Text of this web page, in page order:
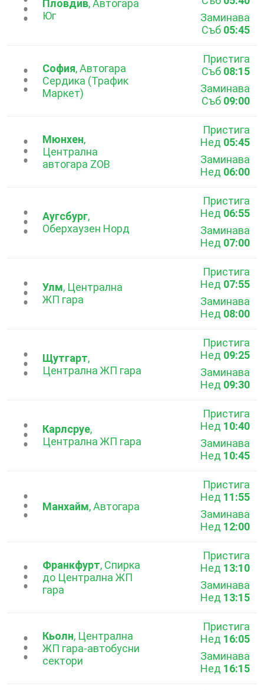
...Пловдив, Автогара
Юг
Заминава
Съб 05:45
...София, Автогара
Сердика (Трафик
Маркет)
Пристига
Съб 08:15
Заминава
Съб 09:00
...Мюнхен,
Централна
автогара ZOB
Пристига
Нед 05:45
Заминава
Нед 06:00
...Аугсбург,
Оберхаузен Норд
Пристига
Нед 06:55
Заминава
Нед 07:00
...
Улм, Централна
ЖП гара
Пристига
Нед 07:55
Заминава
Нед 08:00
...Щутгарт,
Централна ЖП гара
Пристига
Нед 09:25
Заминава
Нед 09:30
...Карлсруе,
Централна ЖП гара
Пристига
Нед 10:40
Заминава
Нед 10:45
...Манхайм, Автогара
Пристига
Нед 11:55
Заминава
Нед 12:00
...Франкфурт, Спирка
до Централна ЖП
гара
Пристига
Нед 13:10
Заминава
Нед 13:15
...Кьолн, Централна
ЖП гара-автобусни
сектори
Пристига
Нед 16:05
Заминава
Нед 16:15